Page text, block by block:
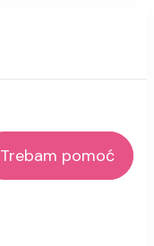
Trebam pomoć